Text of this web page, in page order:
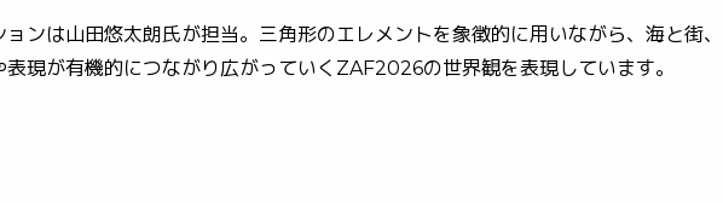
ンは山田悠太朗氏が担当。三角形のエレメントを象徴的に用いながら、海と街、
現が有機的につながり広がっていくZAF2026の世界観を表現しています。